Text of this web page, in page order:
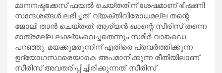
മാനനഷ്ടക്കേസ് ഫയല്‍ ചെയ്തതിന് ശേഷമാണ് ഭീഷണി
സന്ദേശങ്ങള്‍ ലഭിച്ചത്. വ്യക്തിവിരോധമല്ല തന്റെ
ജോലി താന്‍ ചെയ്തത്. ആര്യന്‍ ഖാന്റെ സീരിസ് തന്നെ
മാത്രമല്ല ലക്ഷ്യംവെച്ചതെന്നും സമീര്‍ വാങ്കഡെ
പറഞ്ഞു. മയക്കുമരുന്നിന് എതിരെ പ്രവര്‍ത്തിക്കുന്ന
ഉദ്യോഗസ്ഥരെയാകെ അപമാനിക്കുന്ന രീതിയിലാണ്
സീരിസ് അവതരിപ്പിച്ചിരിക്കുന്നത്. സീരിസ്